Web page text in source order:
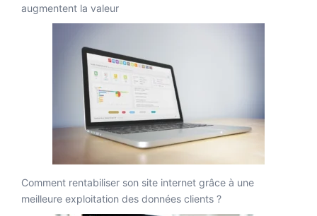
augmentent la valeur
Comment rentabiliser son site internet grâce à une
meilleure exploitation des données clients ?